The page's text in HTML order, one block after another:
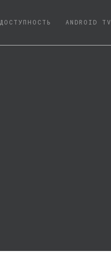
ДОСТУПНОСТЬ ANDROID TV